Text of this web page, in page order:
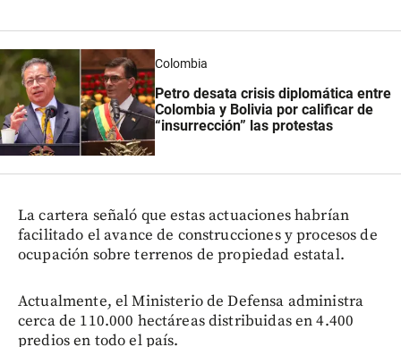
Colombia
Petro desata crisis diplomática entre
Colombia y Bolivia por calificar de
“insurrección” las protestas
La cartera señaló que estas actuaciones habrían
facilitado el avance de construcciones y procesos de
ocupación sobre terrenos de propiedad estatal.
Actualmente, el Ministerio de Defensa administra
cerca de 110.000 hectáreas distribuidas en 4.400
predios en todo el país.